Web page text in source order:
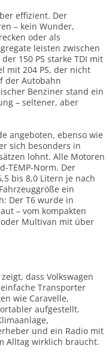
effizient. Der
– kein Wunder,
oder als
leisten zwischen
150 PS starke TDI mit
mit 204 PS, der nicht
der Autobahn
Benziner stand ein
– seltener, aber
angeboten, ebenso wie
sich besonders in
lohnt. Alle Motoren
TEMP-Norm. Der
bis 8,0 Litern je nach
ein
Der T6 wurde in
– vom kompakten
Multivan mit über
dass Volkswagen
Transporter
wie Caravelle,
aufgestellt.
und ein Radio mit
Alltag wirklich braucht.